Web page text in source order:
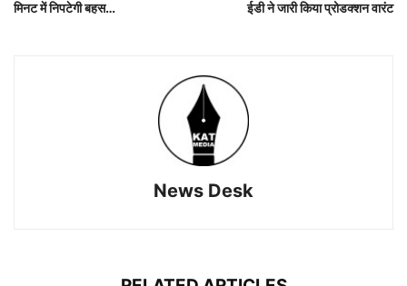
मिनट में निपटेगी बहस…
ईडी ने जारी किया प्रोडक्शन वारंट
News Desk